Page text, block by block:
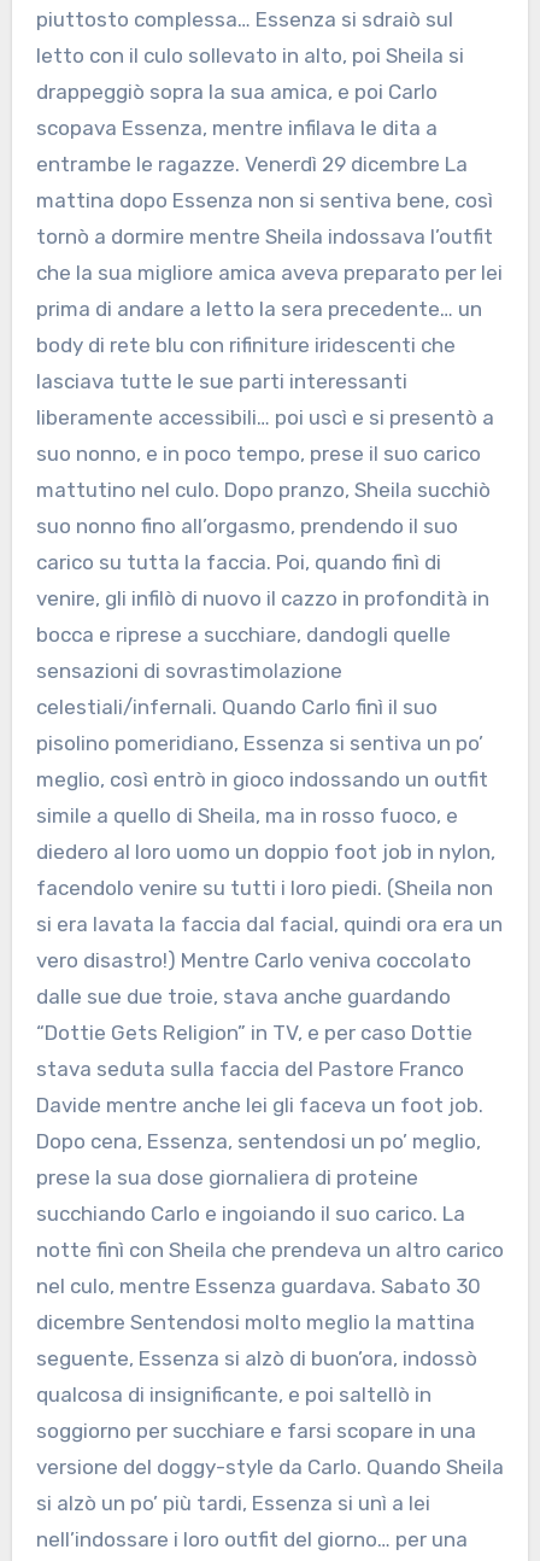
piuttosto complessa… Essenza si sdraiò sul
letto con il culo sollevato in alto, poi Sheila si
drappeggiò sopra la sua amica, e poi Carlo
scopava Essenza, mentre infilava le dita a
entrambe le ragazze. Venerdì 29 dicembre La
mattina dopo Essenza non si sentiva bene, così
tornò a dormire mentre Sheila indossava l’outfit
che la sua migliore amica aveva preparato per lei
prima di andare a letto la sera precedente… un
body di rete blu con rifiniture iridescenti che
lasciava tutte le sue parti interessanti
liberamente accessibili… poi uscì e si presentò a
suo nonno, e in poco tempo, prese il suo carico
mattutino nel culo. Dopo pranzo, Sheila succhiò
suo nonno fino all’orgasmo, prendendo il suo
carico su tutta la faccia. Poi, quando finì di
venire, gli infilò di nuovo il cazzo in profondità in
bocca e riprese a succhiare, dandogli quelle
sensazioni di sovrastimolazione
celestiali/infernali. Quando Carlo finì il suo
pisolino pomeridiano, Essenza si sentiva un po’
meglio, così entrò in gioco indossando un outfit
simile a quello di Sheila, ma in rosso fuoco, e
diedero al loro uomo un doppio foot job in nylon,
facendolo venire su tutti i loro piedi. (Sheila non
si era lavata la faccia dal facial, quindi ora era un
vero disastro!) Mentre Carlo veniva coccolato
dalle sue due troie, stava anche guardando
“Dottie Gets Religion” in TV, e per caso Dottie
stava seduta sulla faccia del Pastore Franco
Davide mentre anche lei gli faceva un foot job.
Dopo cena, Essenza, sentendosi un po’ meglio,
prese la sua dose giornaliera di proteine
succhiando Carlo e ingoiando il suo carico. La
notte finì con Sheila che prendeva un altro carico
nel culo, mentre Essenza guardava. Sabato 30
dicembre Sentendosi molto meglio la mattina
seguente, Essenza si alzò di buon’ora, indossò
qualcosa di insignificante, e poi saltellò in
soggiorno per succhiare e farsi scopare in una
versione del doggy-style da Carlo. Quando Sheila
si alzò un po’ più tardi, Essenza si unì a lei
nell’indossare i loro outfit del giorno… per una